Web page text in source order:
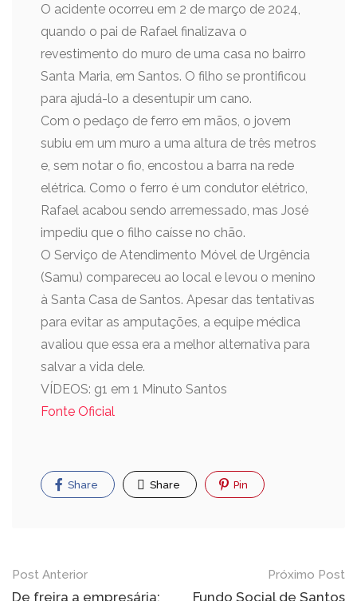
O acidente ocorreu em 2 de março de 2024,
quando o pai de Rafael finalizava o
revestimento do muro de uma casa no bairro
Santa Maria, em Santos. O filho se prontificou
para ajudá-lo a desentupir um cano.
Com o pedaço de ferro em mãos, o jovem
subiu em um muro a uma altura de três metros
e, sem notar o fio, encostou a barra na rede
elétrica. Como o ferro é um condutor elétrico,
Rafael acabou sendo arremessado, mas José
impediu que o filho caísse no chão.
O Serviço de Atendimento Móvel de Urgência
(Samu) compareceu ao local e levou o menino
à Santa Casa de Santos. Apesar das tentativas
para evitar as amputações, a equipe médica
avaliou que essa era a melhor alternativa para
salvar a vida dele.
VÍDEOS: g1 em 1 Minuto Santos
Fonte Oficial
Share Share Pin
Post Anterior
De freira a empresária:
Próximo Post
Fundo Social de Santos